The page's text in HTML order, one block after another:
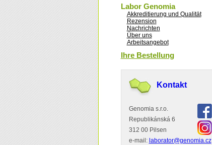
Labor Genomia
Akkreditierung und Qualität
Rezension
Nachrichten
Über uns
Arbeitsangebot
Ihre Bestellung
Kontakt
Genomia s.r.o.
Republikánská 6
312 00 Pilsen
e-mail: laborator@genomia.cz